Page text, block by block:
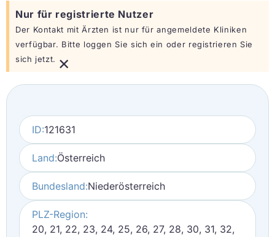
Nur für registrierte Nutzer
Der Kontakt mit Ärzten ist nur für angemeldete Kliniken
verfügbar. Bitte loggen Sie sich ein oder registrieren Sie
sich jetzt. ×
ID:121631
Land:Österreich
Bundesland:Niederösterreich
PLZ-Region:
20, 21, 22, 23, 24, 25, 26, 27, 28, 30, 31, 32,